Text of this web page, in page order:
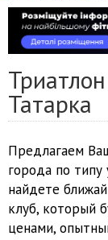
Татарка
Предлагаем
города по типу
найдете
клуб, который
ценами,